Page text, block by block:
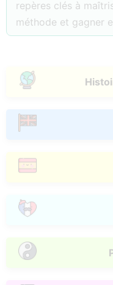
repères clés à
méthode et gagner